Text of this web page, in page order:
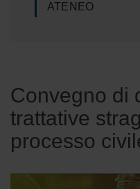
ATENEO
Convegno di
trattative
processo